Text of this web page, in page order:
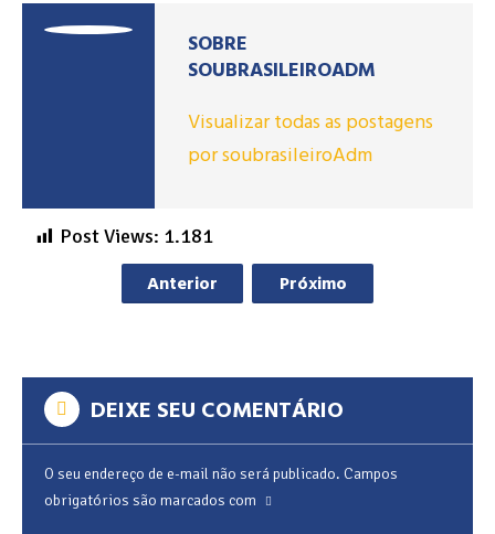
Post Views: 1.181
SOBRE
SOUBRASILEIROADM
Visualizar todas as postagens
por soubrasileiroAdm
Anterior Próximo
DEIXE SEU COMENTÁRIO
O seu endereço de e-mail não será publicado. Campos
obrigatórios são marcados com